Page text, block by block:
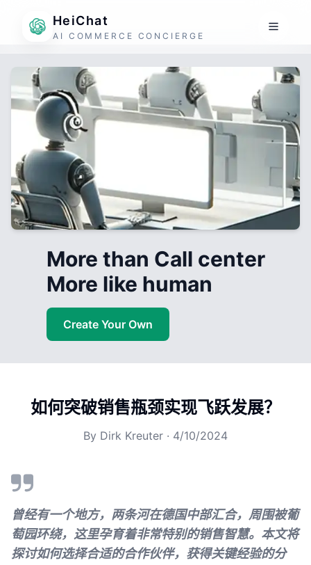
HeiChat
AI COMMERCE CONCIERGE
More than Call center
More like human
Create Your Own
如何突破销售瓶颈实现飞跃发展？
By Dirk Kreuter · 4/10/2024
曾经有一个地方，两条河在德国中部汇合，周围被葡
萄园环绕，这里孕育着非常特别的销售智慧。本文将
探讨如何选择合适的合作伙伴，获得关键经验的分